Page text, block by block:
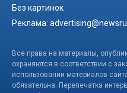
Без картинок
Реклама:
Все права на материалы,
охраняются в соответствии с
использовании материалов
обязательна. Перепечатка